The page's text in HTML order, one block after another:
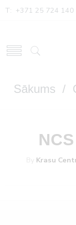
T: +371 25 724
Sākums /
By Krasu